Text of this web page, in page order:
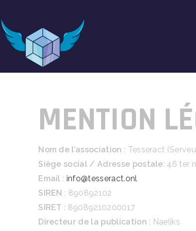
MENTION
Nom de l’association : Tesseract
Siège social / Adresse postale: 46 ter
Email : info@tesseract.onl
SIREN : 890892102
SIRET : 89089210200017
Directeur de la publication : Naeliks